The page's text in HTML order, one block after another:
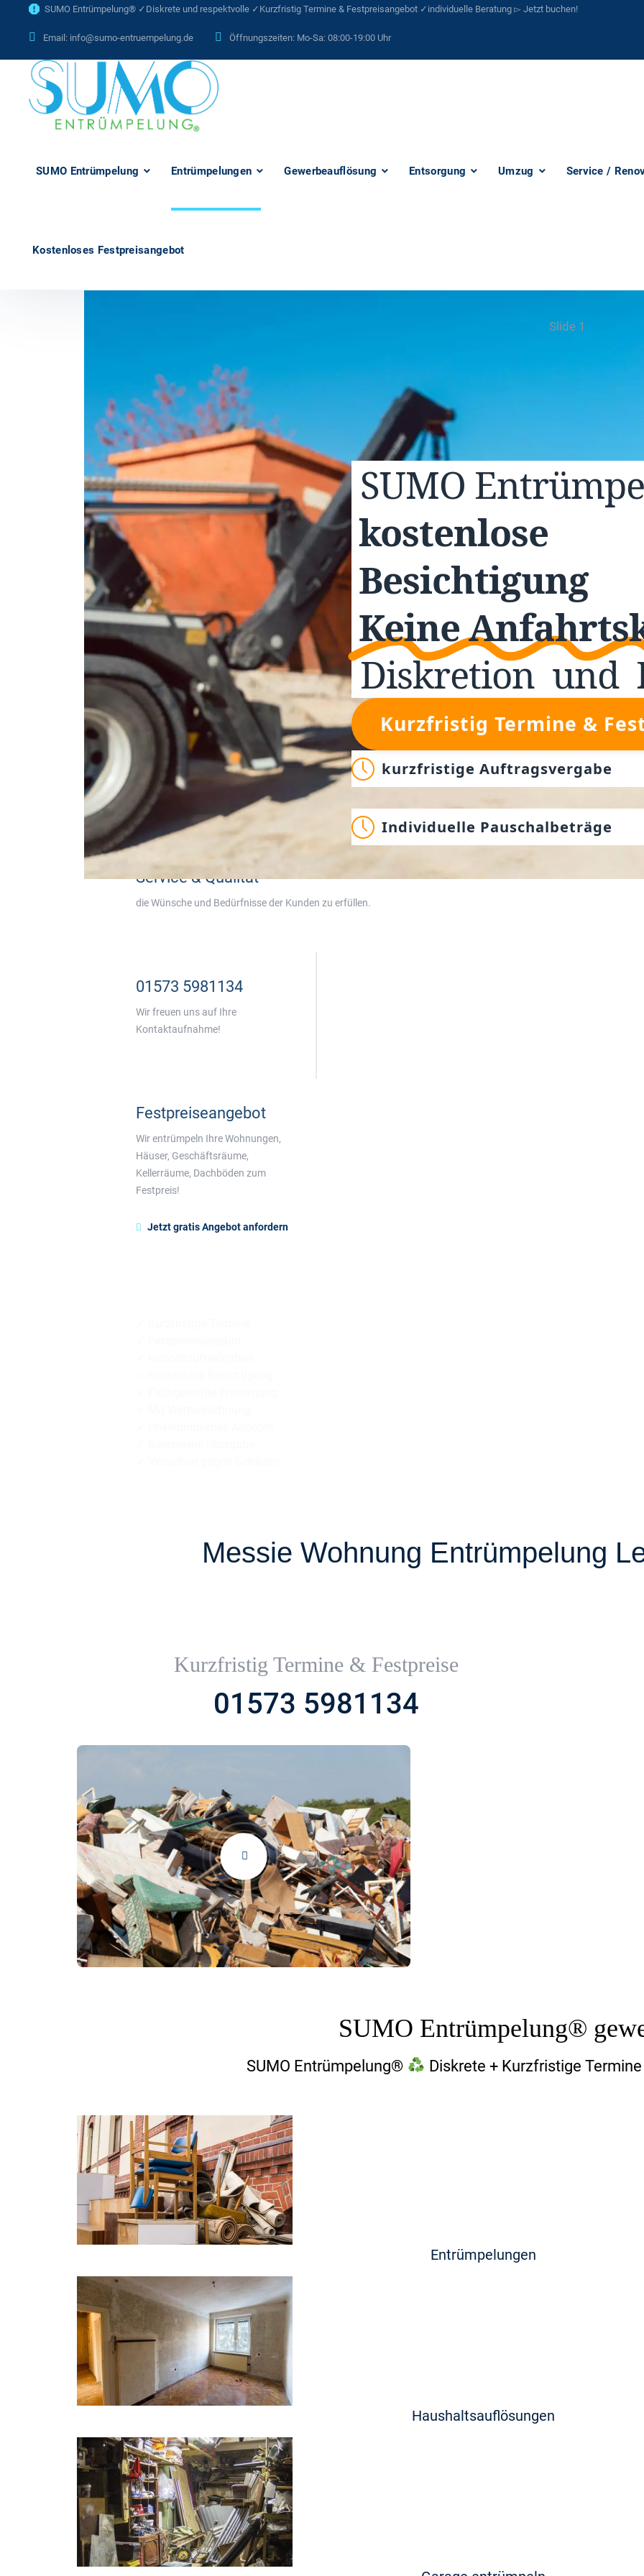
SUMO Entrümpelung® ✓Diskrete und respektvolle ✓Kurzfristig Termine & Festpreisangebot ✓individuelle Beratung ▻ Jetzt buchen!
Email: info@sumo-entruempelung.de Öffnungszeiten: Mo-Sa: 08:00-19:00 Uhr
SUMO Entrümpelung Entrümpelungen Gewerbeauflösung Entsorgung Umzug Service /
Kostenloses Festpreisangebot
Slide 1
SUMO
kostenlose
Besichtigung
Keine
Diskretion und
Kurzfristig Termine &
kurzfristige Auftragsvergabe
Individuelle Pauschalbeträge
Service & Qualität
die Wünsche und Bedürfnisse der Kunden zu erfüllen.
01573 5981134
Wir freuen uns auf Ihre
Kontaktaufnahme!
Festpreiseangebot
Wir entrümpeln Ihre Wohnungen,
Häuser, Geschäftsräume,
Kellerräume, Dachböden zum
Festpreis!
Jetzt gratis Angebot anfordern
Messie Wohnung Entrümpelung
Kurzfristig Termine & Festpreise
01573 5981134
SUMO Entrümpelung®
SUMO Entrümpelung® Diskrete + Kurzfristige
Entrümpelungen
Haushaltsauflösungen